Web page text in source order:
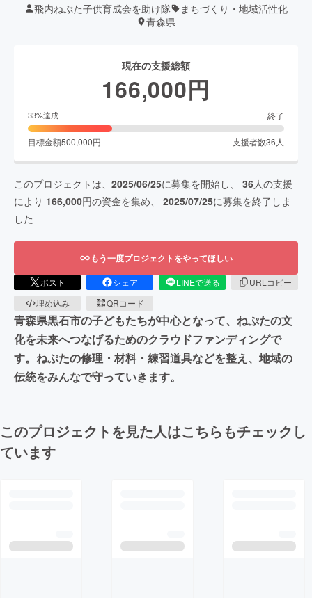
飛内ねぷた子供育成会を助け隊
まちづくり・地域活性化
青森県
現在の支援総額
166,000円
33%達成 終了
目標金額500,000円 支援者数36 人
このプロジェクトは、 2025/06/25に募集を開始し、 36人の支援
により 166,000円の資金を集め、 2025/07/25に募集を終了しま
した
もう一度プロジェクトをやってほしい
ポスト シェア LINEで送る
URLコピー
埋め込み
QRコード
青森県黒石市の子どもたちが中心となって、ねぷたの文
化を未来へつなげるためのクラウドファンディングで
す。ねぷたの修理・材料・練習道具などを整え、地域の
伝統をみんなで守っていきます。
このプロジェクトを見た人はこちらもチェックし
ています